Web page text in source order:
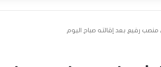
رفيع بعد إقالته صباح اليوم